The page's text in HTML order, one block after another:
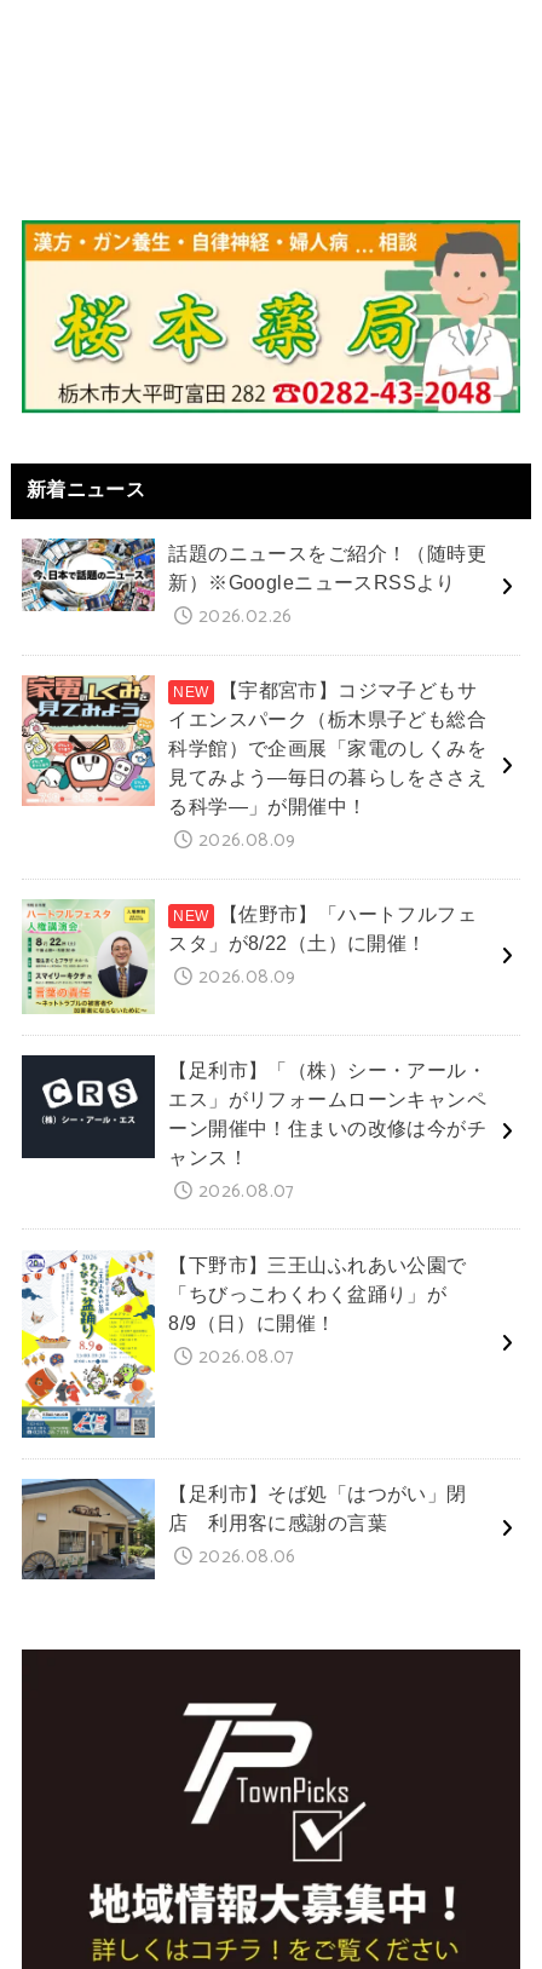
新着ニュース
話題のニュースをご紹介！（随時更
新）※GoogleニュースRSSより
2026.02.26
【宇都宮市】コジマ子どもサ
イエンスパーク（栃木県子ども総合
科学館）で企画展「家電のしくみを
見てみよう―毎日の暮らしをささえ
る科学―」が開催中！
2026.08.09
【佐野市】「ハートフルフェ
スタ」が8/22（土）に開催！
2026.08.09
【足利市】「（株）シー・アール・
エス」がリフォームローンキャンペ
ーン開催中！住まいの改修は今がチ
ャンス！
2026.08.07
【下野市】三王山ふれあい公園で
「ちびっこわくわく盆踊り」が
8/9（日）に開催！
2026.08.07
【足利市】そば処「はつがい」閉
店 利用客に感謝の言葉
2026.08.06